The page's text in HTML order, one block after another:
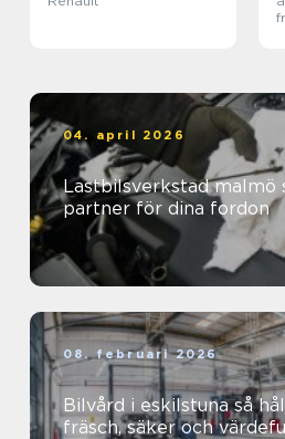
04. april 2026
Lastbilsverkstad malmö så väljer du rätt
partner för dina fordon
08. februari 2026
Bilvård i eskilstuna så håller du bilen
fräsch, säker och